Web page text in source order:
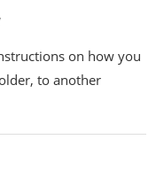
on how you
to another